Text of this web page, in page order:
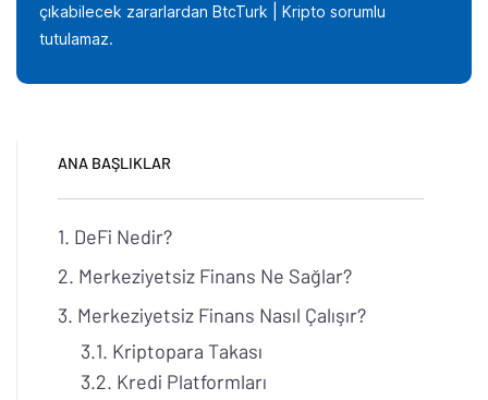
çıkabilecek zararlardan BtcTurk | Kripto sorumlu
tutulamaz.
ANA BAŞLIKLAR
DeFi Nedir?
Merkeziyetsiz Finans Ne Sağlar?
Merkeziyetsiz Finans Nasıl Çalışır?
Kriptopara Takası
Kredi Platformları